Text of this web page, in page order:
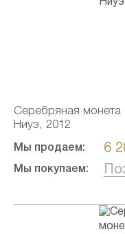
Серебряная монета
Ниуэ, 2012
Мы продаем: 6
Мы покупаем: